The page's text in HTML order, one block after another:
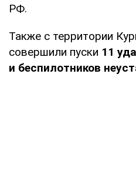
РФ.
Также с территории
совершили пуски 11
и беспилотников